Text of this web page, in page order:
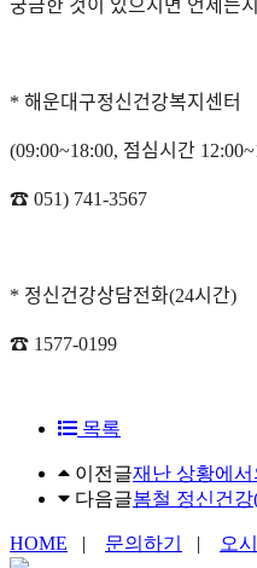
* 해운대구정신건강복지센터
(09:00~18:00, 점심시간
☎ 051) 741-3567
* 정신건강상담전화(24시간)
☎ 1577-0199
목록
이전글재난 상황에
다음글봄철 정신건
HOME | 문의하기 | 오